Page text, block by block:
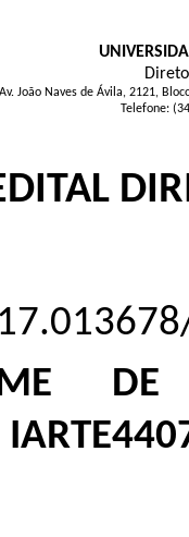
Av. João Naves de Ávila, 2121,
Telefone:
DE